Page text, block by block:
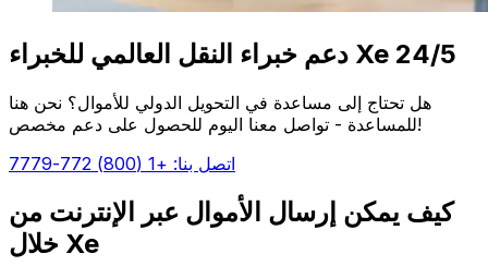
دعم خبراء النقل العالمي للخبراء Xe 24/5
هل تحتاج إلى مساعدة في التحويل الدولي للأموال؟ نحن هنا
للمساعدة - تواصل معنا اليوم للحصول على دعم مخصص!
اتصل بنا: +1 (800) 772-7779
كيف يمكن إرسال الأموال عبر الإنترنت من
خلال Xe